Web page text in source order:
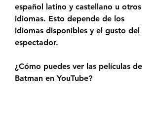
español latino y castellano u otros
idiomas. Esto depende de los
idiomas disponibles y el gusto del
espectador.
¿Cómo puedes ver las películas de
Batman en YouTube?